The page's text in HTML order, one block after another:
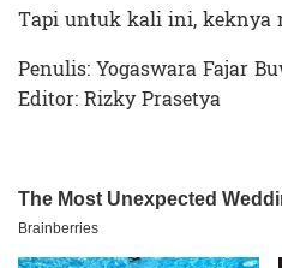
Tapi untuk kali ini, keknya
Penulis: Yogaswara Fajar
Editor: Rizky Prasetya